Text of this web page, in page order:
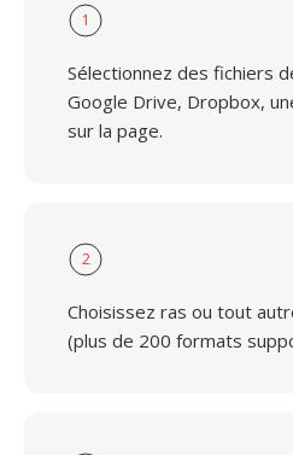
1
Sélectionnez des fichiers
Google Drive, Dropbox,
sur la page.
2
Choisissez ras ou tout
(plus de 200 formats